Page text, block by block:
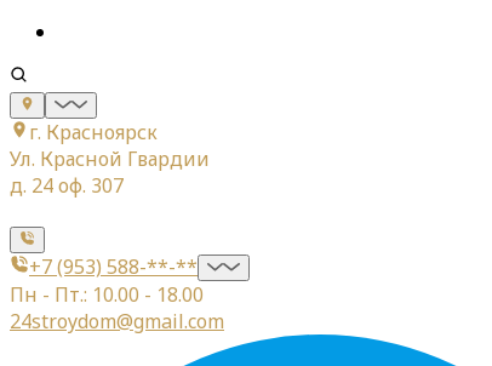
г. Красноярск
Ул. Красной Гвардии
д. 24 оф. 307
+7 (953) 588-**-**
Пн - Пт.: 10.00 - 18.00
24stroydom@gmail.com